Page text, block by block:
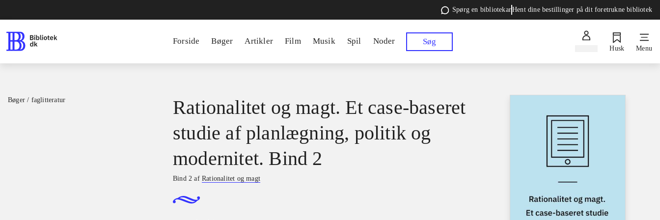
Spørg en bibliotekarHent dine bestillinger på dit foretrukne bibliotek
Forside Bøger Artikler Film Musik Spil Noder Søg
Husk Menu
Bøger / faglitteratur
Rationalitet og magt. Et case-baseret
studie af planlægning, politik og
modernitet. Bind 2
Bind 2 afRationalitet og magt